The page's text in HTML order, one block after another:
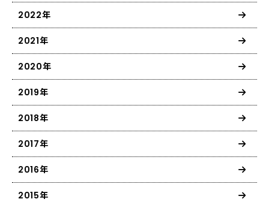
2022年
2021年
2020年
2019年
2018年
2017年
2016年
2015年